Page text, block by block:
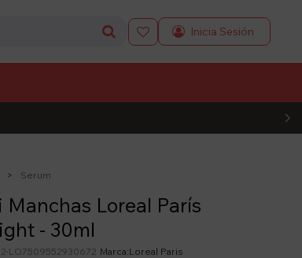

Serum
Loreal París
- 30ml
LO7509552930672 Loreal Paris